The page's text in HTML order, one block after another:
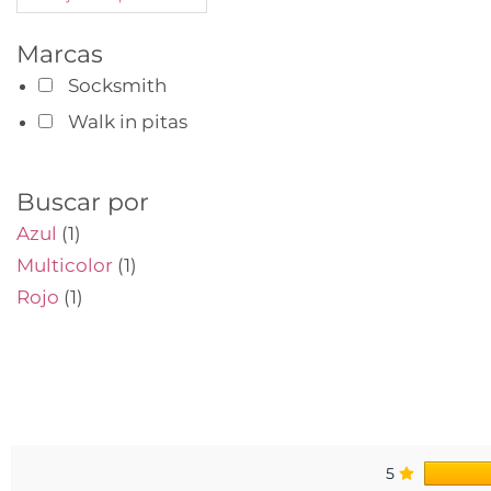
Marcas
Socksmith
Walk in pitas
Buscar por
Azul (1)
Multicolor (1)
Rojo (1)
5